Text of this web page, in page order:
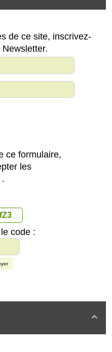
de ce site, inscrivez-
ce formulaire,
les
.
code :
